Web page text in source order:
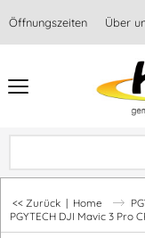
Öffnungszeiten Über
<< Zurück | Home
PGYTECH DJI Mavic 3 Pro